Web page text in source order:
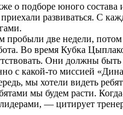
о подборе юного состава
развиваться. С
две недели,
Во время Кубка
Они должны
с какой-то миссией
мы хотели видеть
мы будем расти.
— цитирует